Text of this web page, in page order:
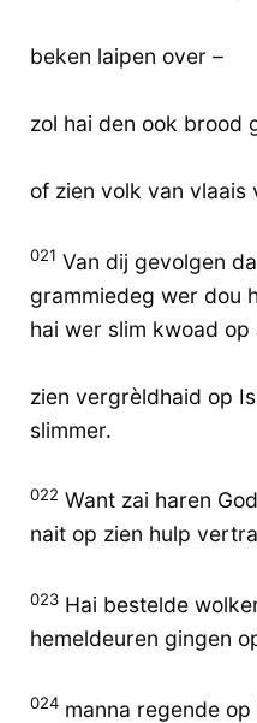
beken laipen over –
zol hai den ook brood
of zien volk van vlaais
021 Van dij gevolgen
grammiedeg wer dou
hai wer slim kwoad op
zien vergrèldhaid op
slimmer.
022 Want zai haren
nait op zien hulp
023 Hai bestelde
hemeldeuren gingen
024 manna regende op